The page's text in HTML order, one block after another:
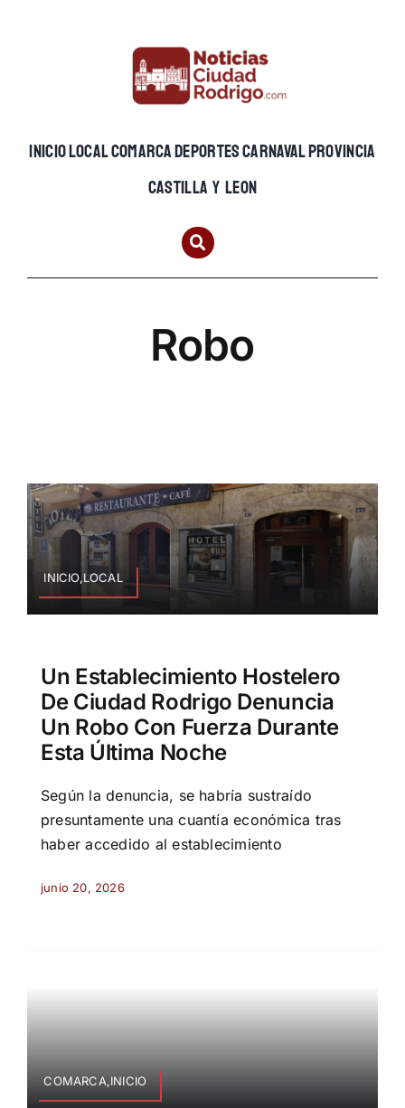
INICIOLOCALCOMARCADEPORTESCARNAVALPROVINCIA
CASTILLA Y LEON
Robo
INICIO,LOCAL
Un Establecimiento Hostelero
De Ciudad Rodrigo Denuncia
Un Robo Con Fuerza Durante
Esta Última Noche
Según la denuncia, se habría sustraído
presuntamente una cuantía económica tras
haber accedido al establecimiento
junio 20, 2026
COMARCA,INICIO